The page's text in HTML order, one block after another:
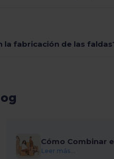
la fabricación de las
Cómo Combinar
Leer más...